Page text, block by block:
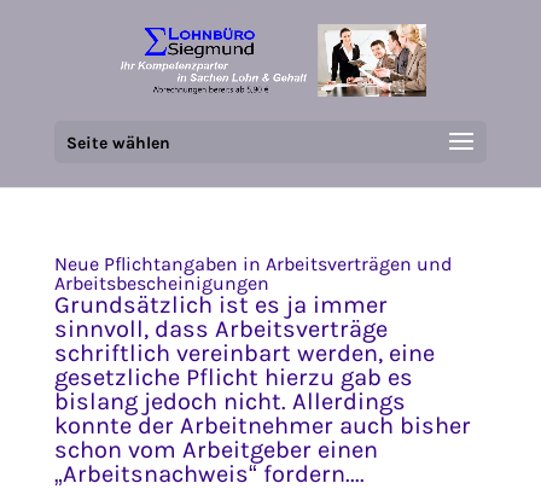
Seite wählen
Neue Pflichtangaben in Arbeitsverträgen und
Arbeitsbescheinigungen
Grundsätzlich ist es ja immer
sinnvoll, dass Arbeitsverträge
schriftlich vereinbart werden, eine
gesetzliche Pflicht hierzu gab es
bislang jedoch nicht. Allerdings
konnte der Arbeitnehmer auch bisher
schon vom Arbeitgeber einen
„Arbeitsnachweis“ fordern....